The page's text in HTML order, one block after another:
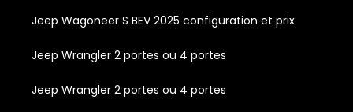
Jeep Wagoneer S BEV 2025 configuration et prix
Jeep Wrangler 2 portes ou 4 portes
Jeep Wrangler 2 portes ou 4 portes